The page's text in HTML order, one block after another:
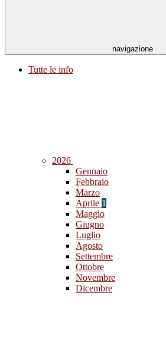
navigazione
Tutte le info
2026
Gennaio
Febbraio
Marzo
Aprile 1
Maggio
Giugno
Luglio
Agosto
Settembre
Ottobre
Novembre
Dicembre